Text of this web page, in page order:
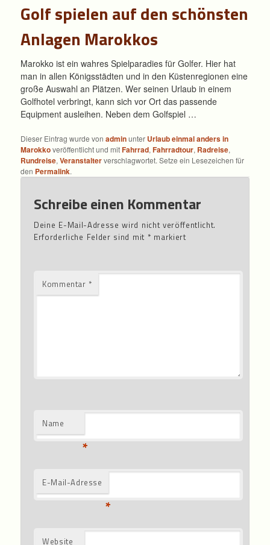
Golf spielen auf den schönsten
Anlagen Marokkos
Marokko ist ein wahres Spielparadies für Golfer. Hier hat
man in allen Königsstädten und in den Küstenregionen eine
große Auswahl an Plätzen. Wer seinen Urlaub in einem
Golfhotel verbringt, kann sich vor Ort das passende
Equipment ausleihen. Neben dem Golfspiel …
Dieser Eintrag wurde vonadminunter Urlaub einmal anders in
Marokkoveröffentlicht und mitFahrrad,Fahrradtour, Radreise,
Rundreise,Veranstalterverschlagwortet. Setze ein Lesezeichen für
den Permalink.
Schreibe einen Kommentar
Deine E-Mail-Adresse wird nicht veröffentlicht.
Erforderliche Felder sind mit * markiert
Kommentar *
Name
*
E-Mail-Adresse
*
Website